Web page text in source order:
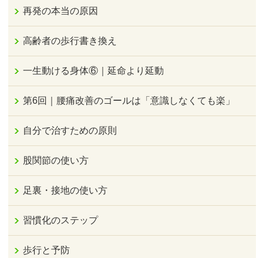
再発の本当の原因
高齢者の歩行書き換え
一生動ける身体⑥｜延命より延動
第6回｜腰痛改善のゴールは「意識しなくても楽」
自分で治すための原則
股関節の使い方
足裏・接地の使い方
習慣化のステップ
歩行と予防